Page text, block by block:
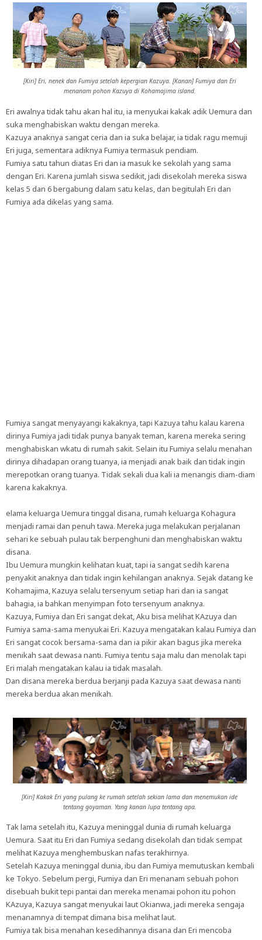
[Kiri] Eri, nenek dan Fumiya setelah kepergian Kazuya. [Kanan] Fumiya dan Eri
menanam pohon Kazuya di Kohamajima island.
Eri awalnya tidak tahu akan hal itu, ia menyukai kakak adik Uemura dan
suka menghabiskan waktu dengan mereka.
Kazuya anaknya sangat ceria dan ia suka belajar, ia tidak ragu memuji
Eri juga, sementara adiknya Fumiya termasuk pendiam.
Fumiya satu tahun diatas Eri dan ia masuk ke sekolah yang sama
dengan Eri. Karena jumlah siswa sedikit, jadi disekolah mereka siswa
kelas 5 dan 6 bergabung dalam satu kelas, dan begitulah Eri dan
Fumiya ada dikelas yang sama.
Fumiya sangat menyayangi kakaknya, tapi Kazuya tahu kalau karena
dirinya Fumiya jadi tidak punya banyak teman, karena mereka sering
menghabiskan wkatu di rumah sakit. Selain itu Fumiya selalu menahan
dirinya dihadapan orang tuanya, ia menjadi anak baik dan tidak ingin
merepotkan orang tuanya. Tidak sekali dua kali ia menangis diam-diam
karena kakaknya.
elama keluarga Uemura tinggal disana, rumah keluarga Kohagura
menjadi ramai dan penuh tawa. Mereka juga melakukan perjalanan
sehari ke sebuah pulau tak berpenghuni dan menghabiskan waktu
disana.
Ibu Uemura mungkin kelihatan kuat, tapi ia sangat sedih karena
penyakit anaknya dan tidak ingin kehilangan anaknya. Sejak datang ke
Kohamajima, Kazuya selalu tersenyum setiap hari dan ia sangat
bahagia, ia bahkan menyimpan foto tersenyum anaknya.
Kazuya, Fumiya dan Eri sangat dekat, Aku bisa melihat KAzuya dan
Fumiya sama-sama menyukai Eri. Kazuya mengatakan kalau Fumiya dan
Eri sangat cocok bersama-sama dan ia pikir akan bagus jika mereka
menikah saat dewasa nanti. Fumiya tentu saja malu dan menolak tapi
Eri malah mengatakan kalau ia tidak masalah.
Dan disana mereka berdua berjanji pada Kazuya saat dewasa nanti
mereka berdua akan menikah.
[Kiri] Kakak Eri yang pulang ke rumah setelah sekian lama dan menemukan ide
tentang goyaman. Yang kanan lupa tentang apa.
Tak lama setelah itu, Kazuya meninggal dunia di rumah keluarga
Uemura. Saat itu Eri dan Fumiya sedang disekolah dan tidak sempat
melihat Kazuya menghembuskan nafas terakhirnya.
Setelah Kazuya meninggal dunia, ibu dan Fumiya memutuskan kembali
ke Tokyo. Sebelum pergi, Fumiya dan Eri menanam sebuah pohon
disebuah bukit tepi pantai dan mereka menamai pohon itu pohon
KAzuya, Kazuya sangat menyukai laut Okianwa, jadi mereka sengaja
menanamnya di tempat dimana bisa melihat laut.
Fumiya tak bisa menahan kesedihannya disana dan Eri mencoba